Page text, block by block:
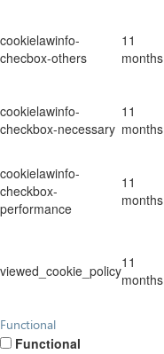
cookielawinfo-
checbox-others
11
months
cookielawinfo-
checkbox-necessary
11
months
cookielawinfo-
checkbox-
performance
11
months
viewed_cookie_policy11
months
Functional
Functional